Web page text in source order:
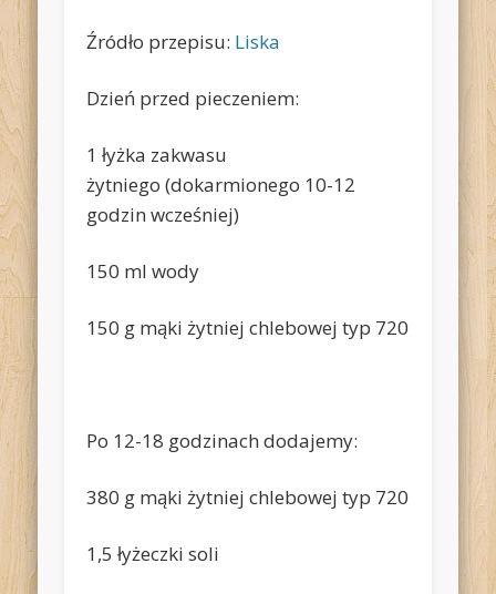
Źródło przepisu: Liska
Dzień przed pieczeniem:
1 łyżka zakwasu
żytniego (dokarmionego 10-12
godzin wcześniej)
150 ml wody
150 g mąki żytniej chlebowej typ 720
Po 12-18 godzinach dodajemy:
380 g mąki żytniej chlebowej typ 720
1,5 łyżeczki soli